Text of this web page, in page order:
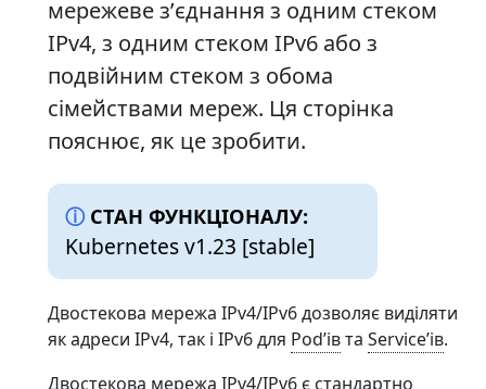
мережеве зʼєднання з одним стеком
IPv4, з одним стеком IPv6 або з
подвійним стеком з обома
сімействами мереж. Ця сторінка
пояснює, як це зробити.
СТАН ФУНКЦІОНАЛУ:
Kubernetes v1.23 [stable]
Двостекова мережа IPv4/IPv6 дозволяє виділяти
як адреси IPv4, так і IPv6 для Podʼівта Serviceʼів.
Двостекова мережа IPv4/IPv6 є стандартно